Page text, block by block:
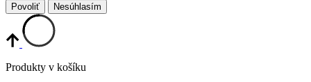
Povoliť Nesúhlasím
Produkty v košíku